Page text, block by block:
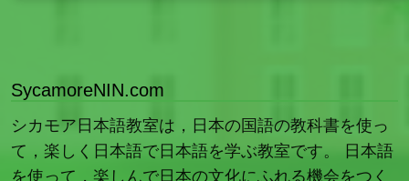
SycamoreNIN.com
シカモア日本語教室は，日本の国語の教科書を使っ
て，楽しく日本語で日本語を学ぶ教室です。 日本語
を使って，楽しんで日本の文化にふれる機会をつく